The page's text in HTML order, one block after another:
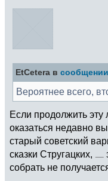
EtCetera в
Вероятнее всего,
Если продолжить
оказаться недавно
старый советский
сказки Стругацких,
собрать не